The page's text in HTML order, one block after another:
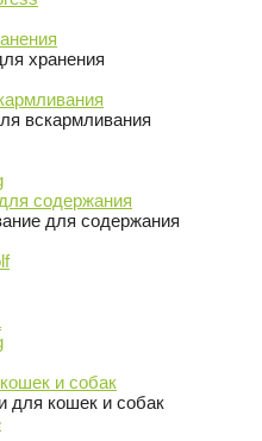
хранения
вскармливания
содержания
для содержания
и собак
для кошек и собак